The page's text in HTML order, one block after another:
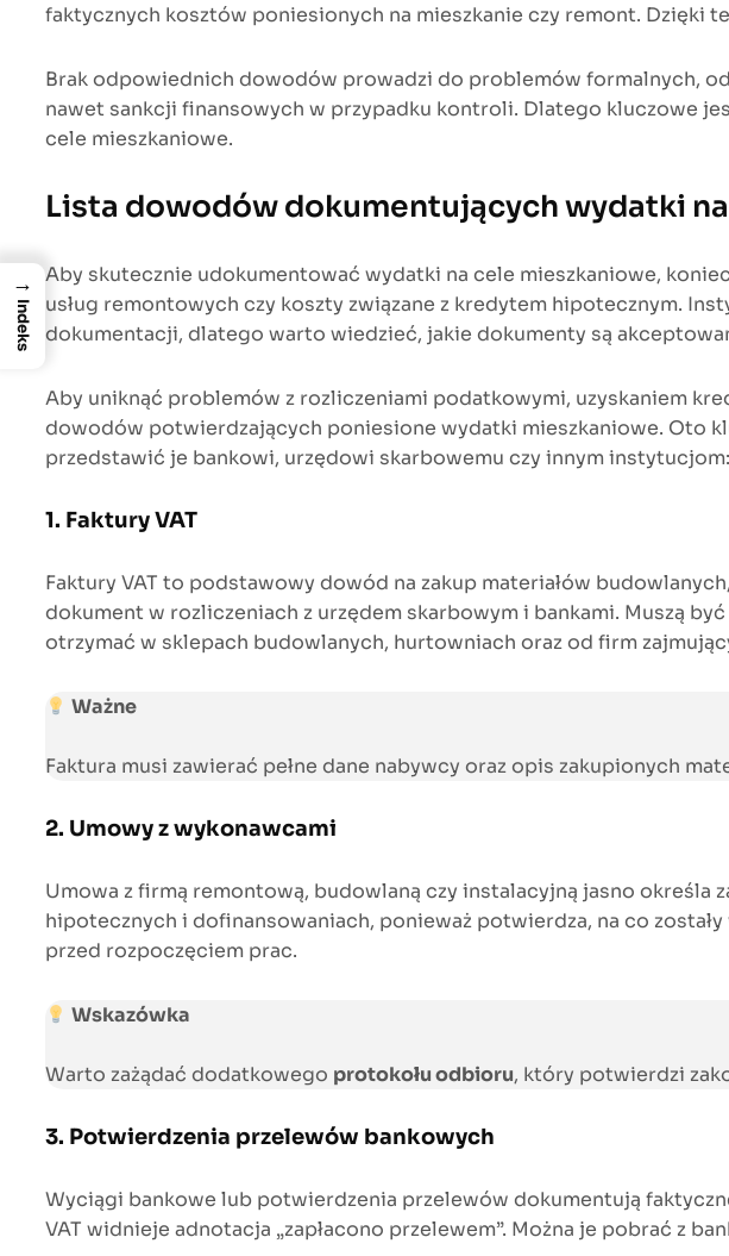
faktycznych kosztów poniesionych na mieszkanie czy remont. Dzięki
Brak odpowiednich dowodów prowadzi do problemów formalnych,
nawet sankcji finansowych w przypadku kontroli. Dlatego kluczowe
cele mieszkaniowe.
Lista dowodów dokumentujących wydatki
Aby skutecznie udokumentować wydatki na cele mieszkaniowe,
usług remontowych czy koszty związane z kredytem hipotecznym.
dokumentacji, dlatego warto wiedzieć, jakie dokumenty są
Aby uniknąć problemów z rozliczeniami podatkowymi, uzyskaniem
dowodów potwierdzających poniesione wydatki mieszkaniowe. Oto
przedstawić je bankowi, urzędowi skarbowemu czy innym instytucjom:
1. Faktury VAT
Faktury VAT to podstawowy dowód na zakup materiałów
dokument w rozliczeniach z urzędem skarbowym i bankami. Muszą
otrzymać w sklepach budowlanych, hurtowniach oraz od firm
Ważne
Faktura musi zawierać pełne dane nabywcy oraz opis zakupionych
2. Umowy z wykonawcami
Umowa z firmą remontową, budowlaną czy instalacyjną jasno
hipotecznych i dofinansowaniach, ponieważ potwierdza, na co
przed rozpoczęciem prac.
Wskazówka
Warto zażądać dodatkowego protokołu odbioru, który potwierdzi
3. Potwierdzenia przelewów bankowych
Wyciągi bankowe lub potwierdzenia przelewów dokumentują
VAT widnieje adnotacja „zapłacono przelewem”. Można je pobrać z
→
Indeks